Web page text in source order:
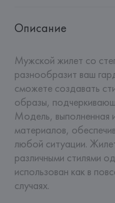
Описание
Мужской жилет со
разнообразит ваш
сможете создавать
образы,
Модель, выполненная
материалов,
любой ситуации.
различными стилями
использован как в
случаях.